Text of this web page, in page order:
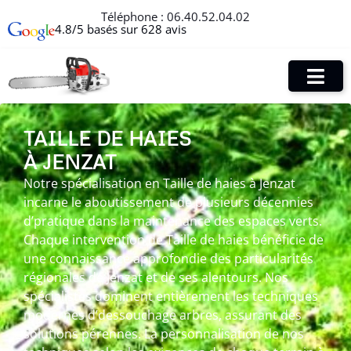
Téléphone : 06.40.52.04.02
4.8/5 basés sur 628 avis
TAILLE DE HAIES
À JENZAT
Notre spécialisation en Taille de haies à Jenzat
incarne le aboutissement de plusieurs décennies
d’pratique dans la maintenance des espaces verts.
Chaque intervention de Taille de haies bénéficie de
une connaissance approfondie des particularités
régionales de Jenzat et de ses alentours. Nos
spécialistes dominent entièrement les techniques
modernes d’dessouchage arbres, assurant des
solutions pérennes. La personnalisation de nos